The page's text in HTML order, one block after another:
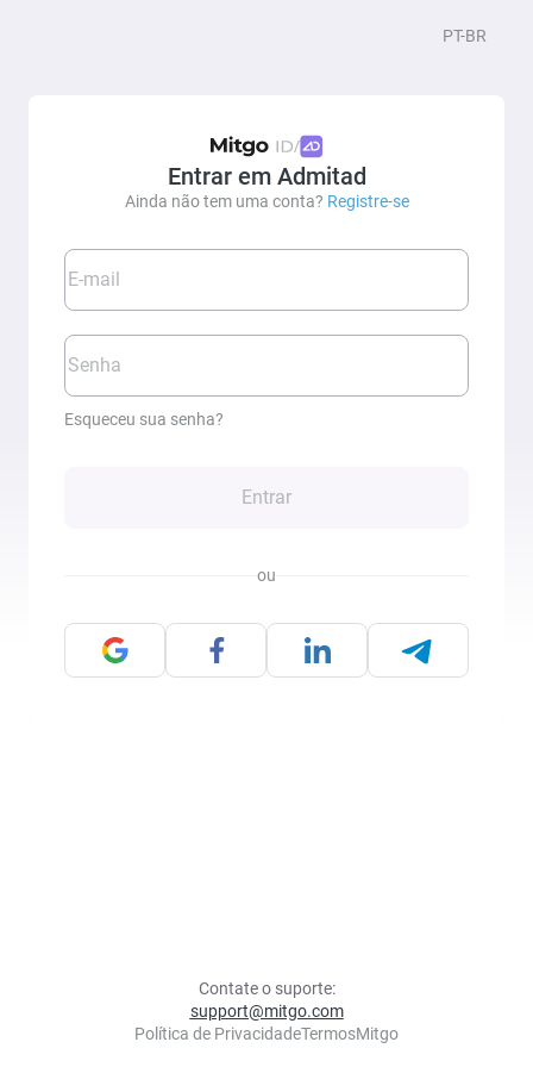
PT-BR
/
Entrar em Admitad
Ainda não tem uma conta? Registre-se
E-mail
Senha
Esqueceu sua senha?
Entrar
ou
Contate o suporte:
support@mitgo.com
Política de PrivacidadeTermosMitgo